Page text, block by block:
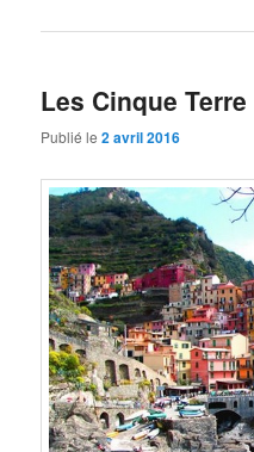
Les Cinque Terre
Publié le2 avril 2016